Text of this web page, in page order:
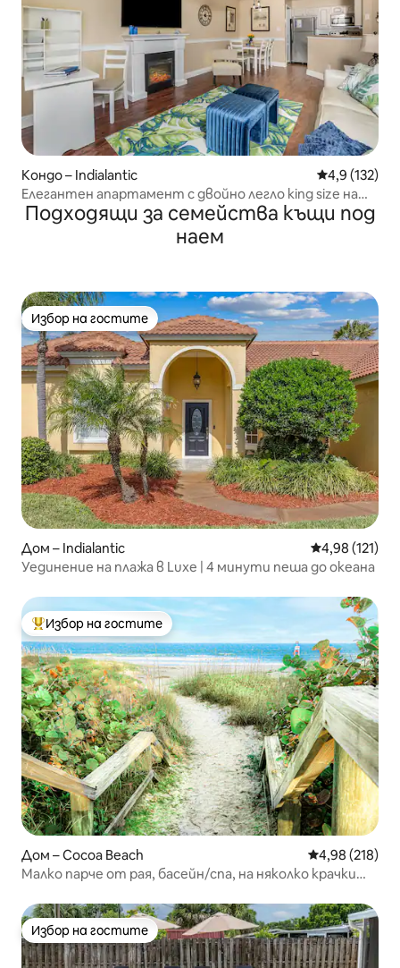
Кондо – Indialantic Средна
4,9 (132)
Елегантен апартамент с двойно легло king size на
приземния етаж · Плаж 0,5 мили
Подходящи за семейства къщи под
наем
Избор на гостите
Избор на гостите
Дом – Indialantic Средна
4,98 (121)
Уединение на плажа в Luxe | 4 минути пеша до океана
Най-популярен избор на гостите
Избор на гостите
Дом – Cocoa Beach Средна
4,98 (218)
Малко парче от рая, басейн/спа, на няколко крачки
Избор на гостите
Избор на гостите